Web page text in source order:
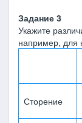
Задание 3
Укажите
например, для
Сторение